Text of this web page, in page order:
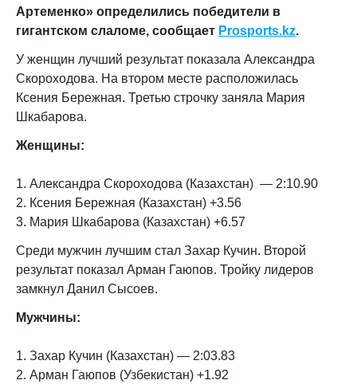
Артеменко» определились победители в
гигантском слаломе, сообщает Prosports.kz.
У женщин лучший результат показала Александра
Скороходова. На втором месте расположилась
Ксения Бережная. Третью строчку заняла Мария
Шкабарова.
Женщины:
1. Александра Скороходова (Казахстан) — 2:10.90
2. Ксения Бережная (Казахстан) +3.56
3. Мария Шкабарова (Казахстан) +6.57
Среди мужчин лучшим стал Захар Кучин. Второй
результат показал Арман Гаюпов. Тройку лидеров
замкнул Данил Сысоев.
Мужчины:
1. Захар Кучин (Казахстан) — 2:03.83
2. Арман Гаюпов (Узбекистан) +1.92